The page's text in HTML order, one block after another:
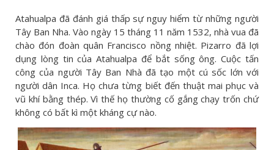
Atahualpa đã đánh giá thấp sự nguy hiểm từ những người
Tây Ban Nha. Vào ngày 15 tháng 11 năm 1532, nhà vua đã
chào đón đoàn quân Francisco nồng nhiệt. Pizarro đã lợi
dụng lòng tin của Atahualpa để bắt sống ông. Cuộc tấn
công của người Tây Ban Nhà đã tạo một cú sốc lớn với
người dân Inca. Họ chưa từng biết đến thuật mai phục và
vũ khí bằng thép. Vì thế họ thường cố gắng chạy trốn chứ
không có bất kì một kháng cự nào.